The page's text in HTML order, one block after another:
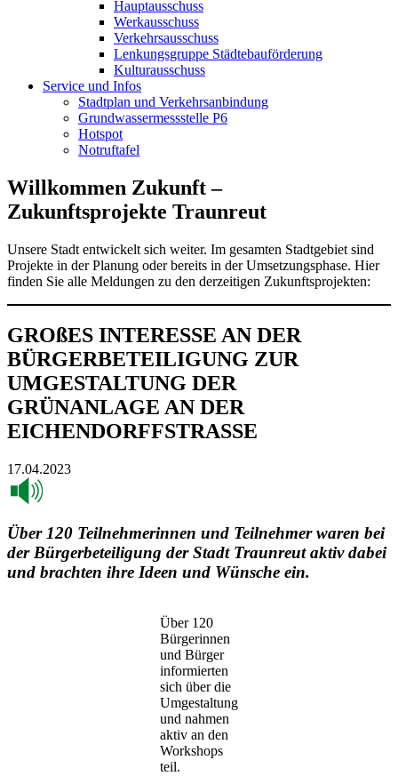
Hauptausschuss
Werkausschuss
Verkehrsausschuss
Lenkungsgruppe Städtebauförderung
Kulturausschuss
Service und Infos
Stadtplan und Verkehrsanbindung
Grundwassermessstelle P6
Hotspot
Notruftafel
Willkommen Zukunft –
Zukunftsprojekte Traunreut
Unsere Stadt entwickelt sich weiter. Im gesamten Stadtgebiet sind
Projekte in der Planung oder bereits in der Umsetzungsphase. Hier
finden Sie alle Meldungen zu den derzeitigen Zukunftsprojekten:
GROßES INTERESSE AN DER
BÜRGERBETEILIGUNG ZUR
UMGESTALTUNG DER
GRÜNANLAGE AN DER
EICHENDORFFSTRASSE
17.04.2023
Über 120 Teilnehmerinnen und Teilnehmer waren bei
der Bürgerbeteiligung der Stadt Traunreut aktiv dabei
und brachten ihre Ideen und Wünsche ein.
Über 120
Bürgerinnen
und Bürger
informierten
sich über die
Umgestaltung
und nahmen
aktiv an den
Workshops
teil.